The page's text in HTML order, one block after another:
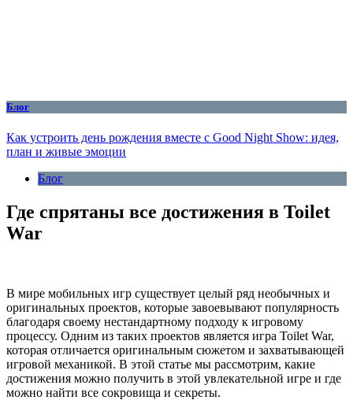
Блог
Как устроить день рождения вместе с Good Night Show: идея,
план и живые эмоции
Блог
Где спрятаны все достижения в Toilet
War
В мире мобильных игр существует целый ряд необычных и
оригинальных проектов, которые завоевывают популярность
благодаря своему нестандартному подходу к игровому
процессу. Одним из таких проектов является игра Toilet War,
которая отличается оригинальным сюжетом и захватывающей
игровой механикой. В этой статье мы рассмотрим, какие
достижения можно получить в этой увлекательной игре и где
можно найти все сокровища и секреты.